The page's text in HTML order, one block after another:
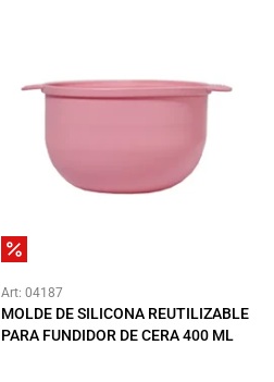
Art: 04187
MOLDE DE SILICONA REUTILIZABLE
PARA FUNDIDOR DE CERA 400 ML